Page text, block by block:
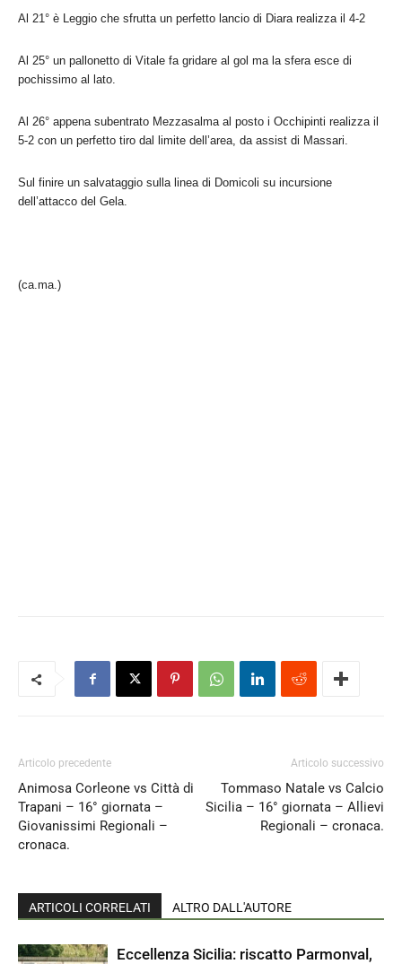
Al 21° è Leggio che sfrutta un perfetto lancio di Diara realizza il 4-2
Al 25° un pallonetto di Vitale fa gridare al gol ma la sfera esce di
pochissimo al lato.
Al 26° appena subentrato Mezzasalma al posto i Occhipinti realizza il
5-2 con un perfetto tiro dal limite dell’area, da assist di Massari.
Sul finire un salvataggio sulla linea di Domicoli su incursione
dell’attacco del Gela.
(ca.ma.)
Articolo precedente
Animosa Corleone vs Città di
Trapani – 16° giornata –
Giovanissimi Regionali –
cronaca.
Articolo successivo
Tommaso Natale vs Calcio
Sicilia – 16° giornata – Allievi
Regionali – cronaca.
ARTICOLI CORRELATI ALTRO DALL'AUTORE
Eccellenza Sicilia: riscatto Parmonval,